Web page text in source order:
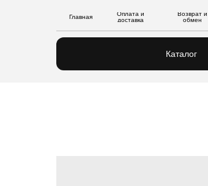
Оплата и
доставка
Возврат и
обмен
Главная
Каталог